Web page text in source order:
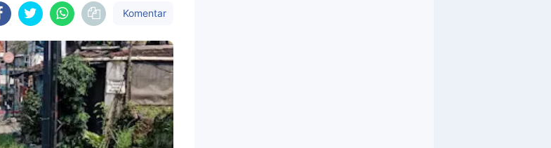
Komentar